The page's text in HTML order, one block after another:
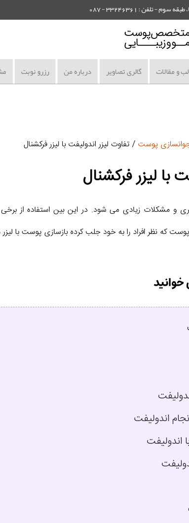
تلفن : 33246361 - 087
و مقالات گالری تصاویر درباره من رزرو نوبت
پوست/ تفاوت لیزر اندولیفت با لیزر فرکشنال
با لیزر فرکشنال
و مشکلات زیادی می شود. در این بین استفاده از
که نظر افراد را به خود جلب کرده بازسازی پوست با
اندولیفت
اندولیفت